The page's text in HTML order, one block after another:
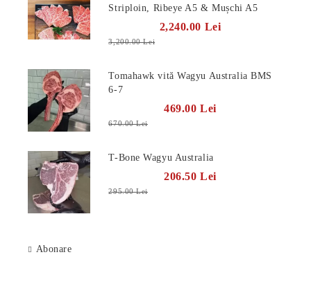
30%
Striploin, Ribeye A5 & Mușchi A5
2,240.00 Lei
3,200.00 Lei
Tomahawk vită Wagyu Australia BMS
6-7
469.00 Lei
670.00 Lei
T-Bone Wagyu Australia
206.50 Lei
295.00 Lei
Abonare